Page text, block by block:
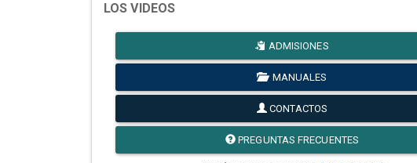
LOS VIDEOS
ADMISIONES
MANUALES
CONTACTOS
PREGUNTAS FRECUENTES